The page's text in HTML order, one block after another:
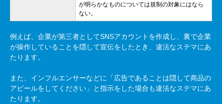
が明らかなものについては規制の対象にはなら
ない。
例えば、企業が第三者としてSNSアカウントを作成し、裏で企業
が操作していることを隠して宣伝をしたとき、違法なステマにあ
たります。
また、インフルエンサーなどに「広告であることは隠して商品の
アピールをしてください」と指示をした場合も違法なステマにあ
たります。